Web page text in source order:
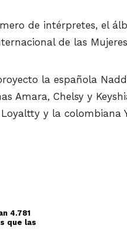
de intérpretes, el
de las
la española
Amara, Chelsy y
y la colombiana
4.781
que las